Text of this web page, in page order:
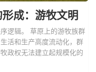
成：游牧文明
逻辑。 草原上的游牧族群
活和生产高度流动化，群
政权无法建立起规模化的